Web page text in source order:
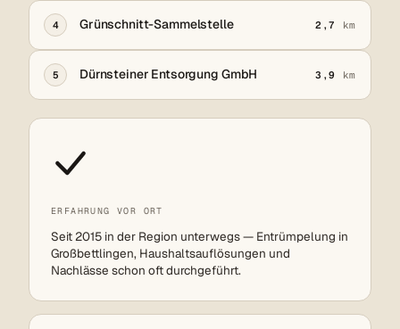
4 Grünschnitt-Sammelstelle 2,7 km
5 Dürnsteiner Entsorgung GmbH 3,9 km
ERFAHRUNG VOR ORT
Seit 2015 in der Region unterwegs — Entrümpelung in
Großbettlingen, Haushaltsauflösungen und
Nachlässe schon oft durchgeführt.